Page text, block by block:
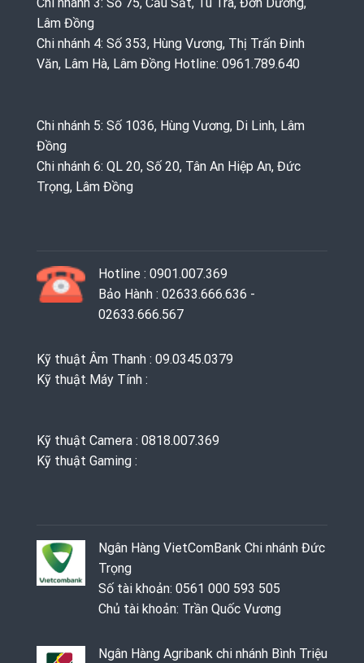
Lâm Đồng
Chi nhánh 4: Số 353, Hùng Vương, Thị Trấn Đinh
Văn, Lâm Hà, Lâm Đồng Hotline: 0961.789.640
Chi nhánh 5: Số 1036, Hùng Vương, Di Linh, Lâm
Đồng
Chi nhánh 6: QL 20, Số 20, Tân An Hiệp An, Đức
Trọng, Lâm Đồng
Hotline : 0901.007.369
Bảo Hành : 02633.666.636 -
02633.666.567
Kỹ thuật Âm Thanh : 09.0345.0379
Kỹ thuật Máy Tính :
Kỹ thuật Camera : 0818.007.369
Kỹ thuật Gaming ‭: ‬
Ngân Hàng VietComBank Chi nhánh Đức
Trọng
Số tài khoản: 0561 000 593 505
Chủ tài khoản: Trần Quốc Vương
Ngân Hàng Agribank chi nhánh Bình Triệu